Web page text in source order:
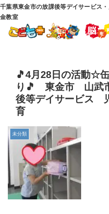
千葉県東金市の放課後等デイサービス
金教室
🎵4月28日の活動☆
り🎵 東金市 山武
後等デイサービス
育
未分類